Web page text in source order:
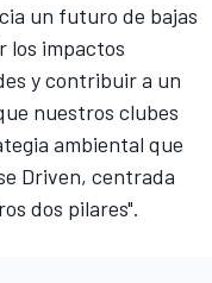
un futuro de bajas
los impactos
y contribuir a un
nuestros clubes
ambiental que
Driven, centrada
dos pilares".